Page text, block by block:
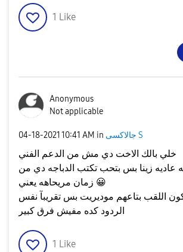
1 Like
Anonymous
Not applicable
‎04-18-2021 10:41 AM in جالاكسى S
خلي بالك الاخت دي مش من الدعم الفني
زينا بس بتحب تكتب الدباجه دي من
😀
اللقب بتاعهم موديريت بس تقريبآ نفس
الردود كده مفيش فرق كبير
1 Like